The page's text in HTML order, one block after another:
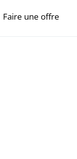
Faire une offre